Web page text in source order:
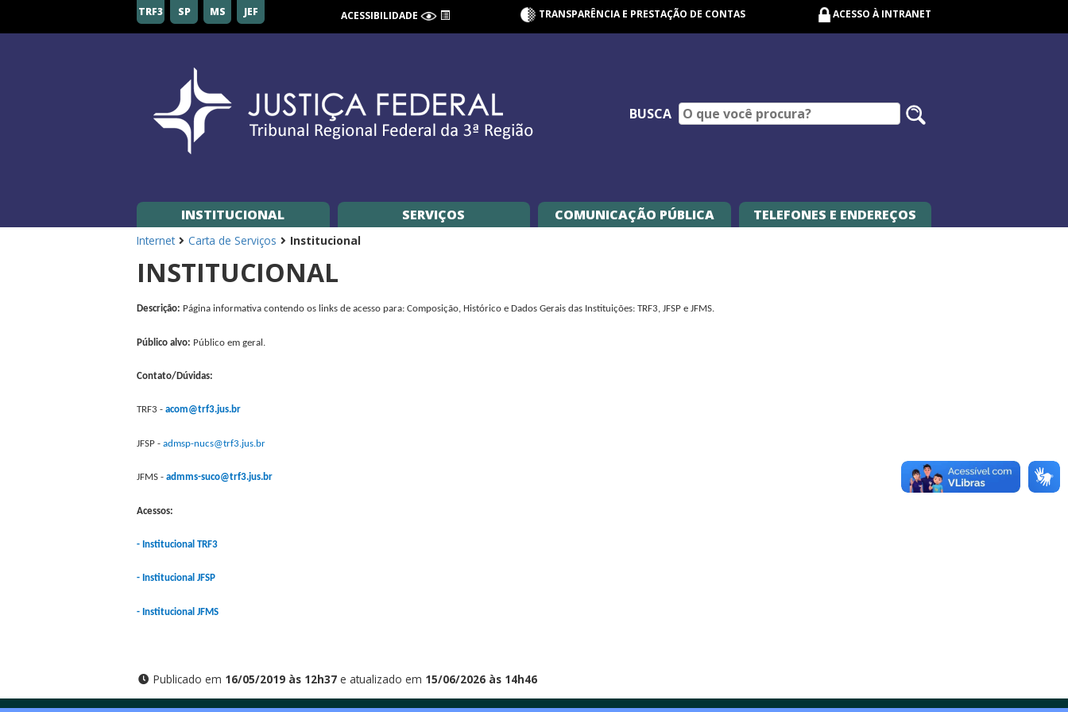
Federal
TRF3 SP MS JEF ACESSIBILIDADE TRANSPARÊNCIA E PRESTAÇÃO DE CONTAS ACESSO À INTRANET
BUSCA
INSTITUCIONAL SERVIÇOS COMUNICAÇÃO PÚBLICA TELEFONES E ENDEREÇOS
Internet Carta de Serviços Institucional
INSTITUCIONAL
Descrição: Página informativa contendo os links de acesso para: Composição, Histórico e Dados Gerais das Instituições: TRF3, JFSP e JFMS.
Público alvo: Público em geral.
Contato/Dúvidas:
TRF3 - acom@trf3.jus.br
JFSP - admsp-nucs@trf3.jus.br
JFMS - admms-suco@trf3.jus.br
Acessos:
- Institucional TRF3
- Institucional JFSP
- Institucional JFMS
Publicado em 16/05/2019 às 12h37 e atualizado em 15/06/2026 às 14h46